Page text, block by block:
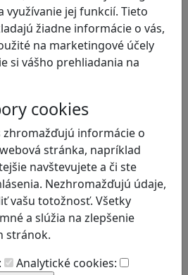
využívanie jej funkcií. Tieto
žiadne informácie o vás,
na marketingové účely
si vášho prehliadania na
cookies
informácie o
stránka, napríklad
navštevujete a či ste
Nezhromažďujú údaje,
vašu totožnosť. Všetky
a slúžia na zlepšenie
stránok.
Analytické cookies:
Vráťte sa do
ríša siahala až po
hra, ktorá ponúka…
režim
zistíte v hre „Kto